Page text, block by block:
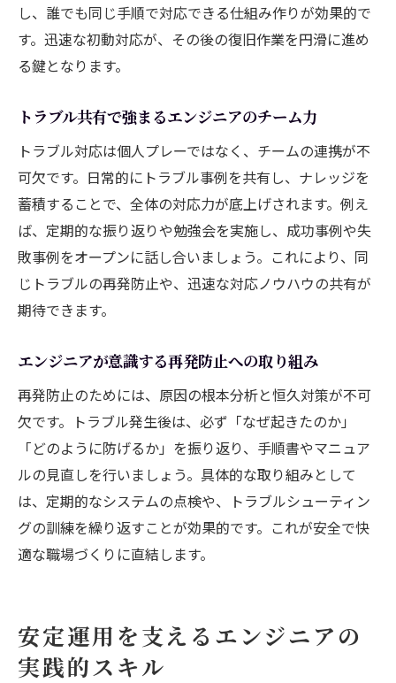
し、誰でも同じ手順で対応できる仕組み作りが効果的で
す。迅速な初動対応が、その後の復旧作業を円滑に進め
る鍵となります。
トラブル共有で強まるエンジニアのチーム力
トラブル対応は個人プレーではなく、チームの連携が不
可欠です。日常的にトラブル事例を共有し、ナレッジを
蓄積することで、全体の対応力が底上げされます。例え
ば、定期的な振り返りや勉強会を実施し、成功事例や失
敗事例をオープンに話し合いましょう。これにより、同
じトラブルの再発防止や、迅速な対応ノウハウの共有が
期待できます。
エンジニアが意識する再発防止への取り組み
再発防止のためには、原因の根本分析と恒久対策が不可
欠です。トラブル発生後は、必ず「なぜ起きたのか」
「どのように防げるか」を振り返り、手順書やマニュア
ルの見直しを行いましょう。具体的な取り組みとして
は、定期的なシステムの点検や、トラブルシューティン
グの訓練を繰り返すことが効果的です。これが安全で快
適な職場づくりに直結します。
安定運用を支えるエンジニアの
実践的スキル